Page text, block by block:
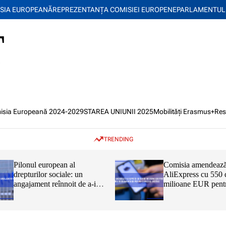
EUROPEANĂREPREZENTANŢA COMISIEI EUROPENE
Europeană 2024-2029STAREA UNIUNII 2025Mobilități Erasmus+
TRENDING
Pilonul european al
drepturilor sociale: un
angajament reînnoit de a-i
proteja și a-i capacita pe
cetățenii UE
Comisia
AliExpress cu 550
milioane EUR
încălcarea
privind serviciile